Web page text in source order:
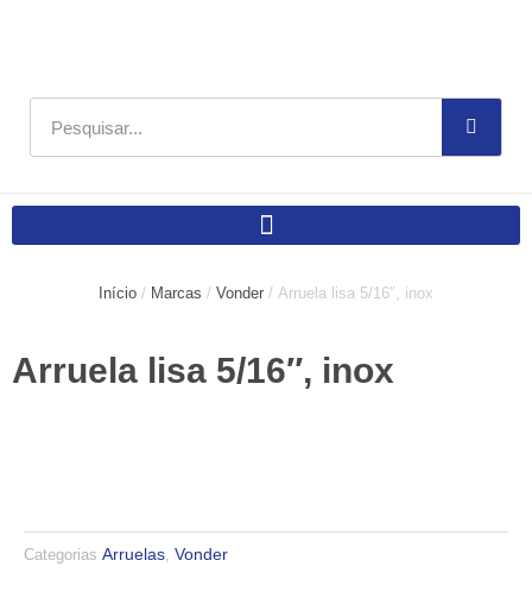
Pesquisar
Início / Marcas / Vonder / Arruela lisa 5/16″, inox
Arruela lisa 5/16″, inox
Categorias Arruelas Vonder